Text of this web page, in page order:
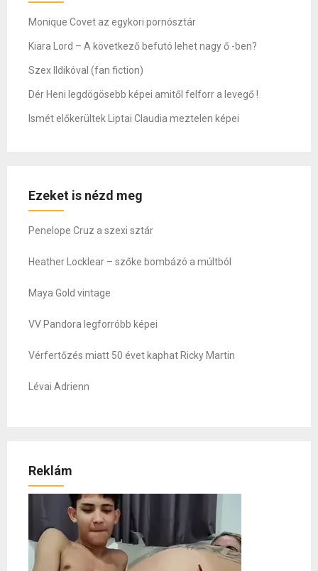
Monique Covet az egykori pornósztár
Kiara Lord – A következő befutó lehet nagy ő -ben?
Szex Ildikóval (fan fiction)
Dér Heni legdögösebb képei amitől felforr a levegő !
Ismét előkerültek Liptai Claudia meztelen képei
Ezeket is nézd meg
Penelope Cruz a szexi sztár
Heather Locklear – szőke bombázó a múltból
Maya Gold vintage
VV Pandora legforróbb képei
Vérfertőzés miatt 50 évet kaphat Ricky Martin
Lévai Adrienn
Reklám